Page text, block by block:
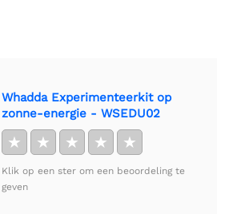
Whadda Experimenteerkit op
zonne-energie - WSEDU02
★ ★ ★ ★ ★
Klik op een ster om een beoordeling te
geven